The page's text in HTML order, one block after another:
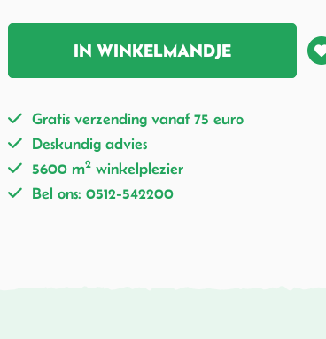
IN WINKELMANDJE
Gratis verzending vanaf 75 euro
Deskundig advies
5600 m2 winkelplezier
Bel ons: 0512-542200